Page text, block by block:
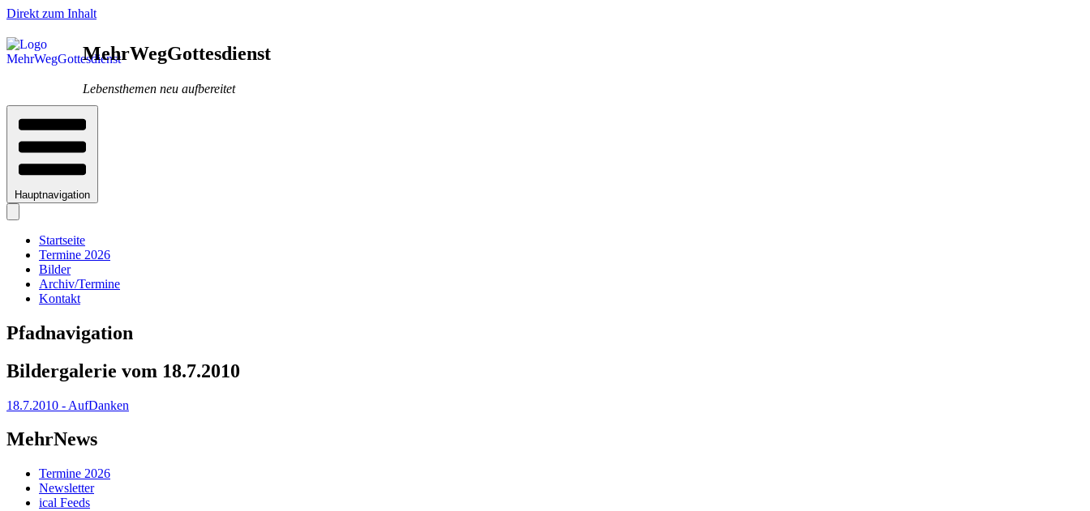
Direkt zum Inhalt
MehrWegGottesdienst
Lebensthemen neu aufbereitet
Hauptnavigation
Startseite
Termine 2026
Bilder
Archiv/Termine
Kontakt
Pfadnavigation
Bildergalerie vom 18.7.2010
18.7.2010 - AufDanken
MehrNews
Termine 2026
Newsletter
ical Feeds